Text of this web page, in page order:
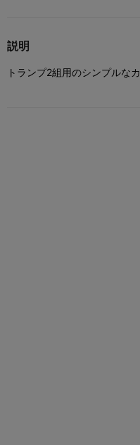
説明
トランプ2組用のシンプルな